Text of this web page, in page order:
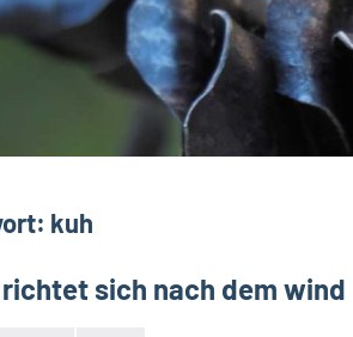
kuh
sich nach dem wind